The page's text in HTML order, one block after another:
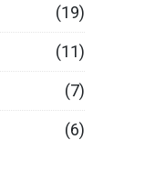
(19)
(11)
(7)
(6)